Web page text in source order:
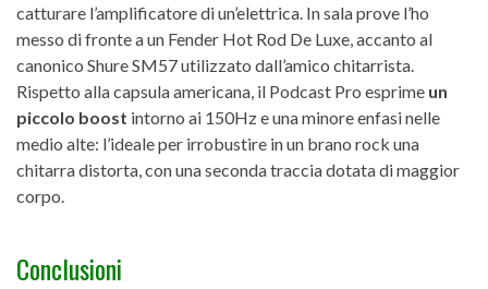
catturare l’amplificatore di un’elettrica. In sala prove l’ho
messo di fronte a un Fender Hot Rod De Luxe, accanto al
canonico Shure SM57 utilizzato dall’amico chitarrista.
Rispetto alla capsula americana, il Podcast Pro esprime un
piccolo boost intorno ai 150Hz e una minore enfasi nelle
medio alte: l’ideale per irrobustire in un brano rock una
chitarra distorta, con una seconda traccia dotata di maggior
corpo.
Conclusioni